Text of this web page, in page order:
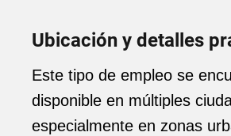
Ubicación y detalles
Este tipo de empleo se
disponible en múltiples
especialmente en zonas